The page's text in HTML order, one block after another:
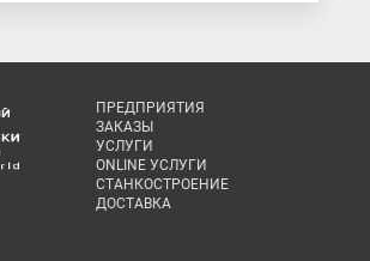
ПРЕДПРИЯТИЯ
ЗАКАЗЫ
УСЛУГИ
ONLINE УСЛУГИ
СТАНКОСТРОЕНИЕ
ДОСТАВКА